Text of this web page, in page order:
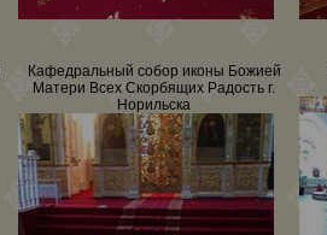
Кафедральный собор иконы Божией
Матери Всех Скорбящих Радость г.
Норильска